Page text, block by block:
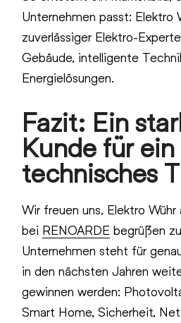
Unternehmen passt: Elektro
zuverlässiger Elektro-
Gebäude, intelligente
Energielösungen.
Fazit: Ein
Kunde für
technisches
Wir freuen uns, Elektro Wühr
bei RENOARDE begrüßen
Unternehmen steht für
in den nächsten Jahren
gewinnen werden:
Smart Home, Sicherheit,